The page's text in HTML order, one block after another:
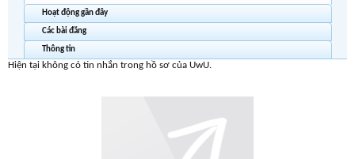
Hoạt động gần đây
Các bài đăng
Thông tin
Hiện tại không có tin nhắn trong hồ sơ của UwU.